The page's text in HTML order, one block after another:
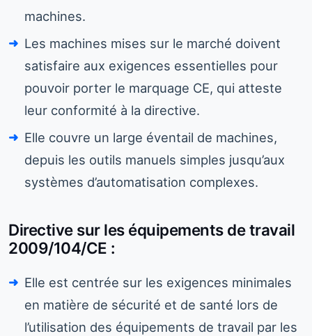
machines.
Les machines mises sur le marché doivent
satisfaire aux exigences essentielles pour
pouvoir porter le marquage CE, qui atteste
leur conformité à la directive.
Elle couvre un large éventail de machines,
depuis les outils manuels simples jusqu’aux
systèmes d’automatisation complexes.
Directive sur les équipements de travail
2009/104/CE :
Elle est centrée sur les exigences minimales
en matière de sécurité et de santé lors de
l’utilisation des équipements de travail par les